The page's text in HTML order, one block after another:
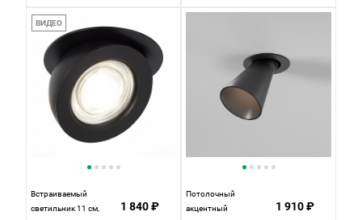
ВИДЕО
Встраиваемый
светильник 11 см,
1 840 ₽
Потолочный
акцентный
1 910 ₽